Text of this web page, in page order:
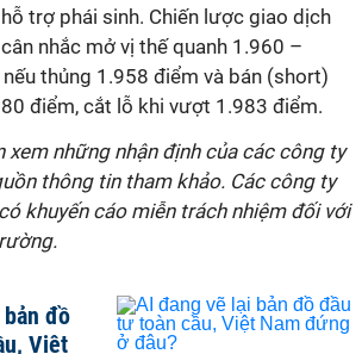
trợ phái sinh. Chiến lược giao dịch
nhắc mở vị thế quanh 1.960 –
thủng 1.958 điểm và bán (short)
điểm, cắt lỗ khi vượt 1.983 điểm.
xem những nhận định của các công ty
thông tin tham khảo. Các công ty
khuyến cáo miễn trách nhiệm đối với
đồ
Việt